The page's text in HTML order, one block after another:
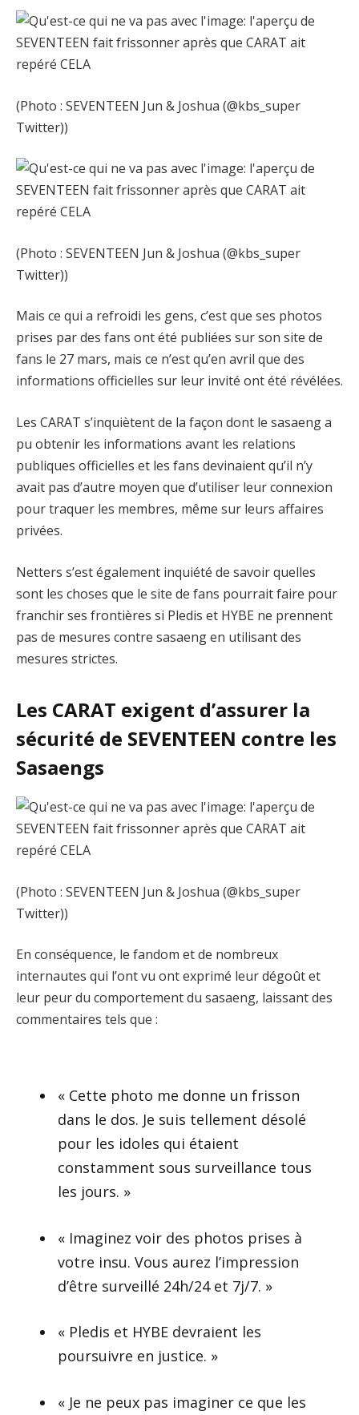
(Photo : SEVENTEEN Jun & Joshua (@kbs_super
Twitter))
(Photo : SEVENTEEN Jun & Joshua (@kbs_super
Twitter))
Mais ce qui a refroidi les gens, c’est que ses photos
prises par des fans ont été publiées sur son site de
fans le 27 mars, mais ce n’est qu’en avril que des
informations officielles sur leur invité ont été révélées.
Les CARAT s’inquiètent de la façon dont le sasaeng a
pu obtenir les informations avant les relations
publiques officielles et les fans devinaient qu’il n’y
avait pas d’autre moyen que d’utiliser leur connexion
pour traquer les membres, même sur leurs affaires
privées.
Netters s’est également inquiété de savoir quelles
sont les choses que le site de fans pourrait faire pour
franchir ses frontières si Pledis et HYBE ne prennent
pas de mesures contre sasaeng en utilisant des
mesures strictes.
Les CARAT exigent d’assurer la
sécurité de SEVENTEEN contre les
Sasaengs
(Photo : SEVENTEEN Jun & Joshua (@kbs_super
Twitter))
En conséquence, le fandom et de nombreux
internautes qui l’ont vu ont exprimé leur dégoût et
leur peur du comportement du sasaeng, laissant des
commentaires tels que :
« Cette photo me donne un frisson
dans le dos. Je suis tellement désolé
pour les idoles qui étaient
constamment sous surveillance tous
les jours. »
« Imaginez voir des photos prises à
votre insu. Vous aurez l’impression
d’être surveillé 24h/24 et 7j/7. »
« Pledis et HYBE devraient les
poursuivre en justice. »
« Je ne peux pas imaginer ce que les